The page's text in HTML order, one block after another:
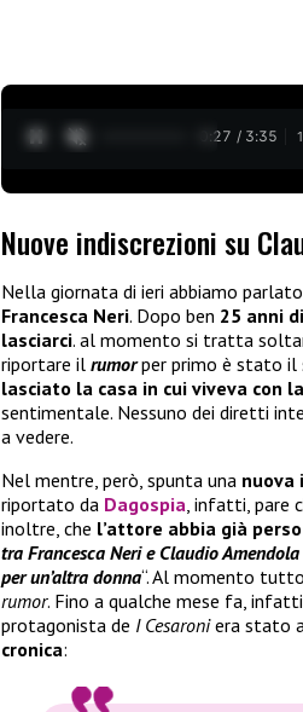
0:28 / 3:35 1
Nuove indiscrezioni su
Nella giornata di ieri abbiamo
Francesca Neri. Dopo ben 25 anni
lasciarci. al momento si tratta
riportare il rumorper primo è stato
lasciato la casa in cui viveva con
sentimentale. Nessuno dei diretti
a vedere.
Nel mentre, però, spunta una nuova
riportato da Dagospia, infatti, pare
inoltre, che l’attore abbia già
tra Francesca Neri e Claudio
per un’altra donna“. Al momento
rumor. Fino a qualche mese fa,
protagonista de I Cesaroniera stato
cronica: